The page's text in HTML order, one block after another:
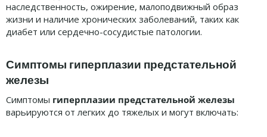
наследственность, ожирение, малоподвижный образ
жизни и наличие хронических заболеваний, таких как
диабет или сердечно-сосудистые патологии.
Симптомы гиперплазии предстательной
железы
Симптомы гиперплазии предстательной железы
варьируются от легких до тяжелых и могут включать: